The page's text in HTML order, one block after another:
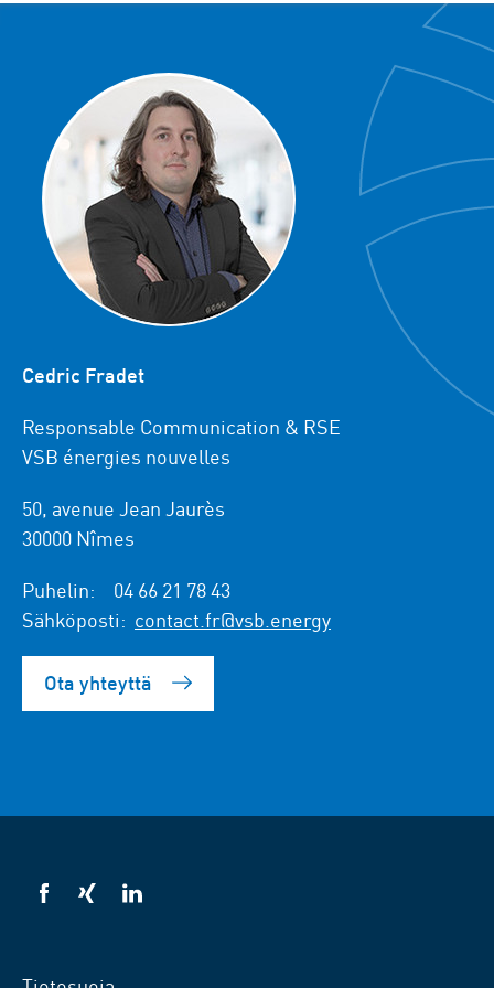
Cedric Fradet
Responsable Communication & RSE
VSB énergies nouvelles
50, avenue Jean Jaurès
30000 Nîmes
Puhelin:
04 66 21 78 43
Sähköposti: contact.fr@vsb.energy
Ota yhteyttä
VSB
VSB
VSB